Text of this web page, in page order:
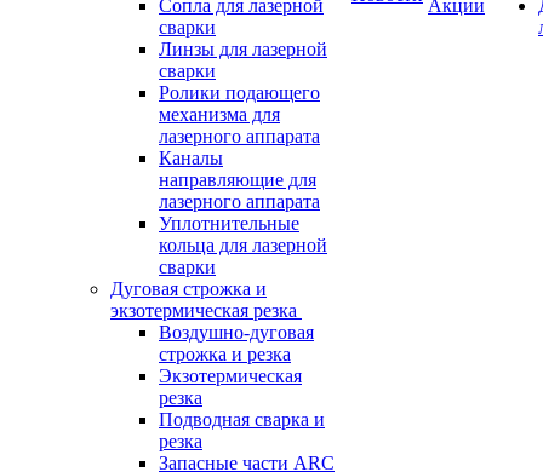
Сопла для лазерной
сварки
Линзы для лазерной
сварки
Ролики подающего
механизма для
лазерного аппарата
Каналы
направляющие для
лазерного аппарата
Уплотнительные
кольца для лазерной
сварки
Дуговая строжка и
экзотермическая резка
Воздушно-дуговая
строжка и резка
Экзотермическая
резка
Подводная сварка и
резка
Запасные части ARC
Акции